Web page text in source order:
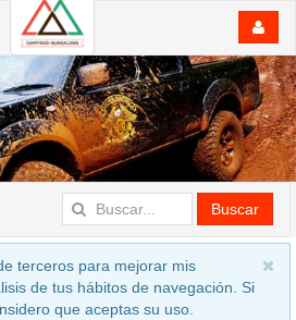
Buscar
terceros para mejorar mis
de tus hábitos de navegación. Si
que aceptas su uso.